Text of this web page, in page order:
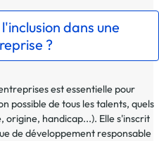
dans une
?
est essentielle pour
possible de tous les talents, quels
origine, handicap...). Elle s'inscrit
de développement responsable